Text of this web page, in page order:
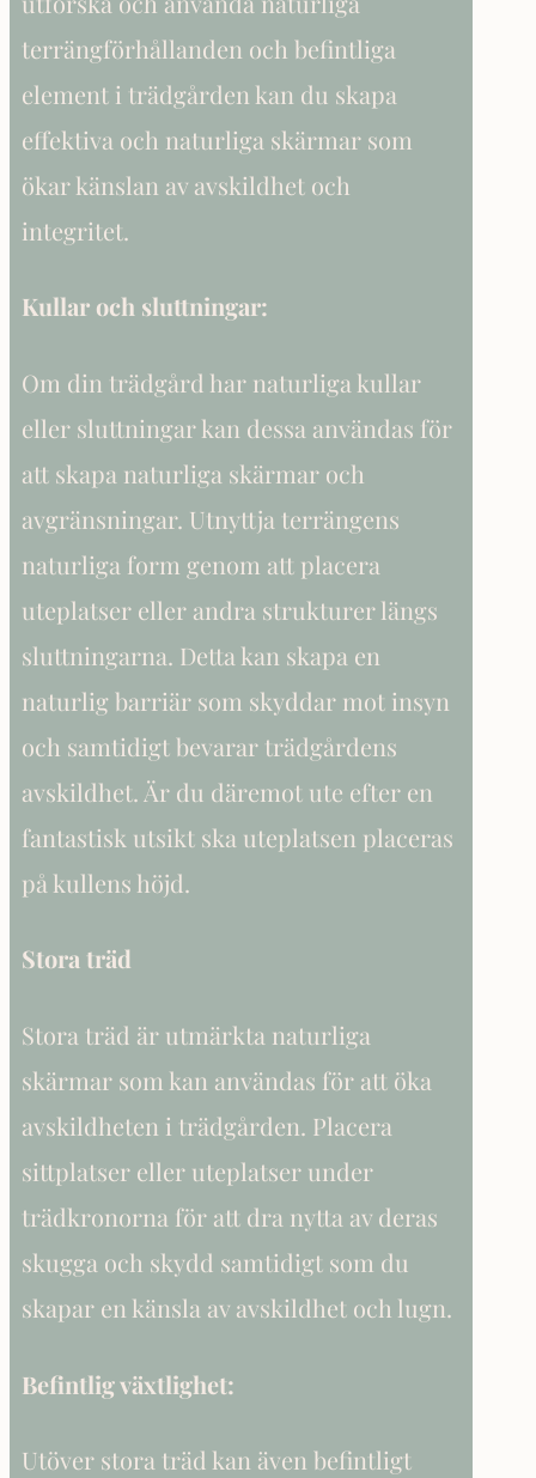
terrängförhållanden och befintliga
element i trädgården kan du skapa
effektiva och naturliga skärmar som
ökar känslan av avskildhet och
integritet.
Kullar och sluttningar:
Om din trädgård har naturliga kullar
eller sluttningar kan dessa användas för
att skapa naturliga skärmar och
avgränsningar. Utnyttja terrängens
naturliga form genom att placera
uteplatser eller andra strukturer längs
sluttningarna. Detta kan skapa en
naturlig barriär som skyddar mot insyn
och samtidigt bevarar trädgårdens
avskildhet. Är du däremot ute efter en
fantastisk utsikt ska uteplatsen placeras
på kullens höjd.
Stora träd
Stora träd är utmärkta naturliga
skärmar som kan användas för att öka
avskildheten i trädgården. Placera
sittplatser eller uteplatser under
trädkronorna för att dra nytta av deras
skugga och skydd samtidigt som du
skapar en känsla av avskildhet och lugn.
Befintlig växtlighet:
Utöver stora träd kan även befintligt